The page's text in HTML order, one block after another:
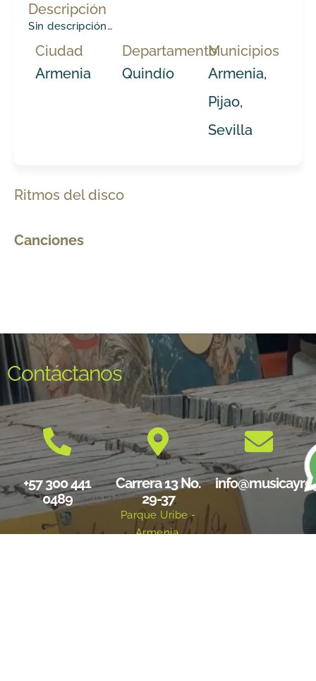
Descripción
Sin descripción…
Ciudad
Armenia
Departamento
Quindío
Municipios
Armenia,
Pijao,
Sevilla
Ritmos del disco
Canciones
Contáctanos
+57 300 441
0489
Carrera 13 No.
29-37
Parque Uribe -
Armenia,